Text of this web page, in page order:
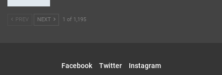
PREV NEXT 1 of 1,195
Facebook Twitter Instagram